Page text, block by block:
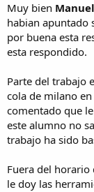
Muy bien Manuel
habian apuntado
por buena esta
esta respondido.
Parte del trabajo
cola de milano
comentado que
este alumno no
trabajo ha sido
Fuera del
le doy las